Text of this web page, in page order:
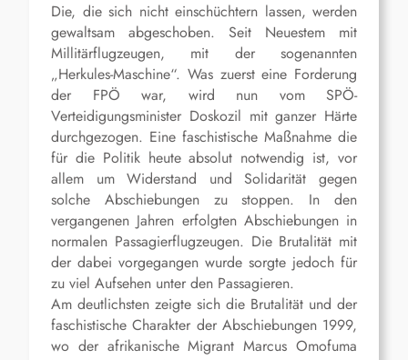
Die, die sich nicht einschüchtern lassen, werden
gewaltsam abgeschoben. Seit Neuestem mit
Millitärflugzeugen, mit der sogenannten
„Herkules-Maschine“. Was zuerst eine Forderung
der FPÖ war, wird nun vom SPÖ-
Verteidigungsminister Doskozil mit ganzer Härte
durchgezogen. Eine faschistische Maßnahme die
für die Politik heute absolut notwendig ist, vor
allem um Widerstand und Solidarität gegen
solche Abschiebungen zu stoppen. In den
vergangenen Jahren erfolgten Abschiebungen in
normalen Passagierflugzeugen. Die Brutalität mit
der dabei vorgegangen wurde sorgte jedoch für
zu viel Aufsehen unter den Passagieren.
Am deutlichsten zeigte sich die Brutalität und der
faschistische Charakter der Abschiebungen 1999,
wo der afrikanische Migrant Marcus Omofuma